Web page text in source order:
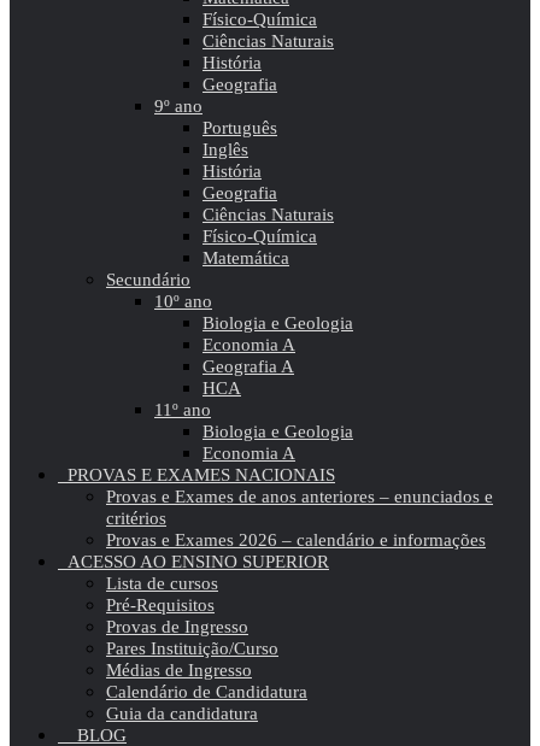
Físico-Química
Ciências Naturais
História
Geografia
9º ano
Português
Inglês
História
Geografia
Ciências Naturais
Físico-Química
Matemática
Secundário
10º ano
Biologia e Geologia
Economia A
Geografia A
HCA
11º ano
Biologia e Geologia
Economia A
PROVAS E EXAMES NACIONAIS
Provas e Exames de anos anteriores – enunciados e
critérios
Provas e Exames 2026 – calendário e informações
ACESSO AO ENSINO SUPERIOR
Lista de cursos
Pré-Requisitos
Provas de Ingresso
Pares Instituição/Curso
Médias de Ingresso
Calendário de Candidatura
Guia da candidatura
BLOG